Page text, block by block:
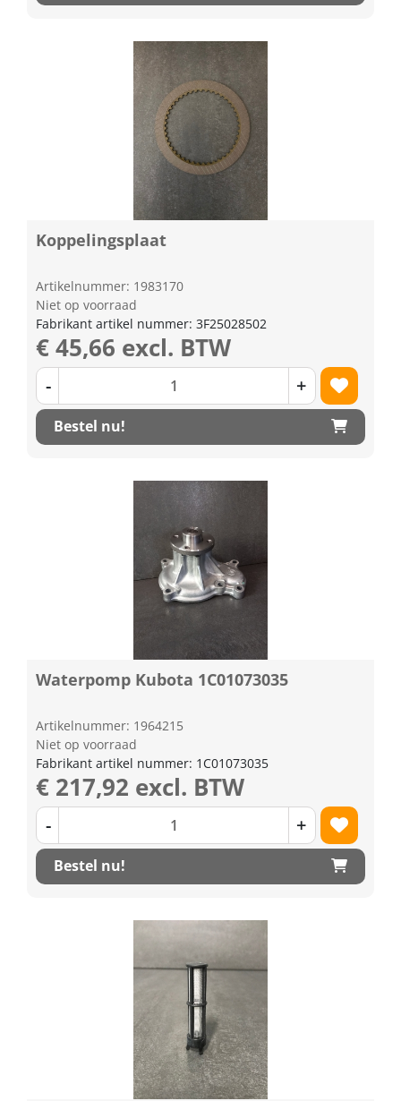
Koppelingsplaat
Artikelnummer: 1983170
Niet op voorraad
Fabrikant artikel nummer: 3F25028502
€ 45,66 excl. BTW
- +
Bestel nu!
Waterpomp Kubota 1C01073035
Artikelnummer: 1964215
Niet op voorraad
Fabrikant artikel nummer: 1C01073035
€ 217,92 excl. BTW
- +
Bestel nu!